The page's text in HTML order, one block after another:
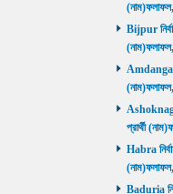
Bijpur
Amdanga
প্রার্থী
Habra
Baduria